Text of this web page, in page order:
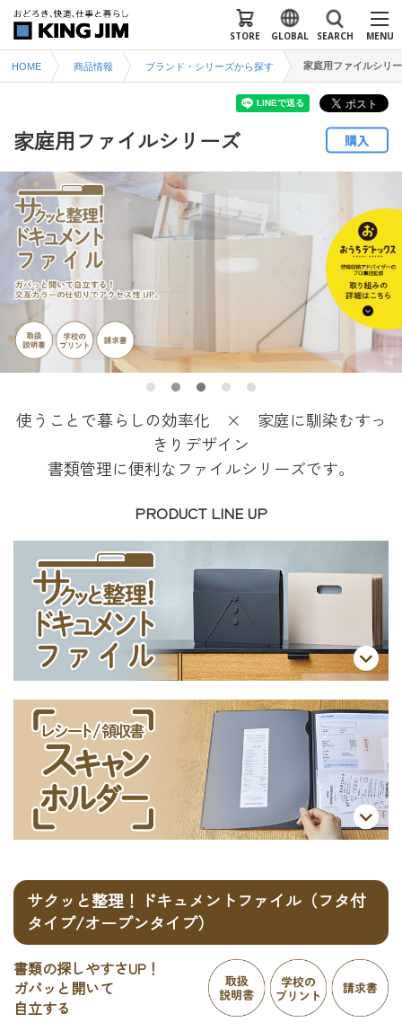
MENU
SEARCH
GLOBAL
STORE
HOME 商品情報 ブランド・シリーズから探す 家庭用ファイルシリ
家庭用ファイルシリーズ 購入
使うことで暮らしの効率化 × 家庭に馴染むすっ
きりデザイン
書類管理に便利なファイルシリーズです。
PRODUCT LINE UP
サクッと整理！ドキュメントファイル（フタ付
タイプ/オープンタイプ）
書類の探しやすさUP！
ガバッと開いて
自立する